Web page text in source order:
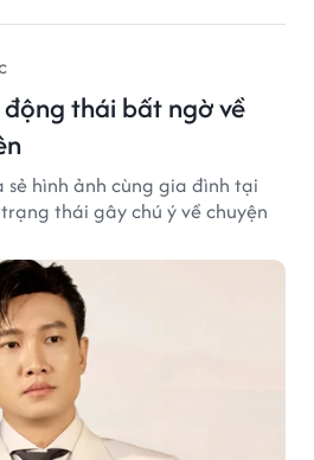
thái bất ngờ về
hình ảnh cùng gia đình tại
thái gây chú ý về chuyện